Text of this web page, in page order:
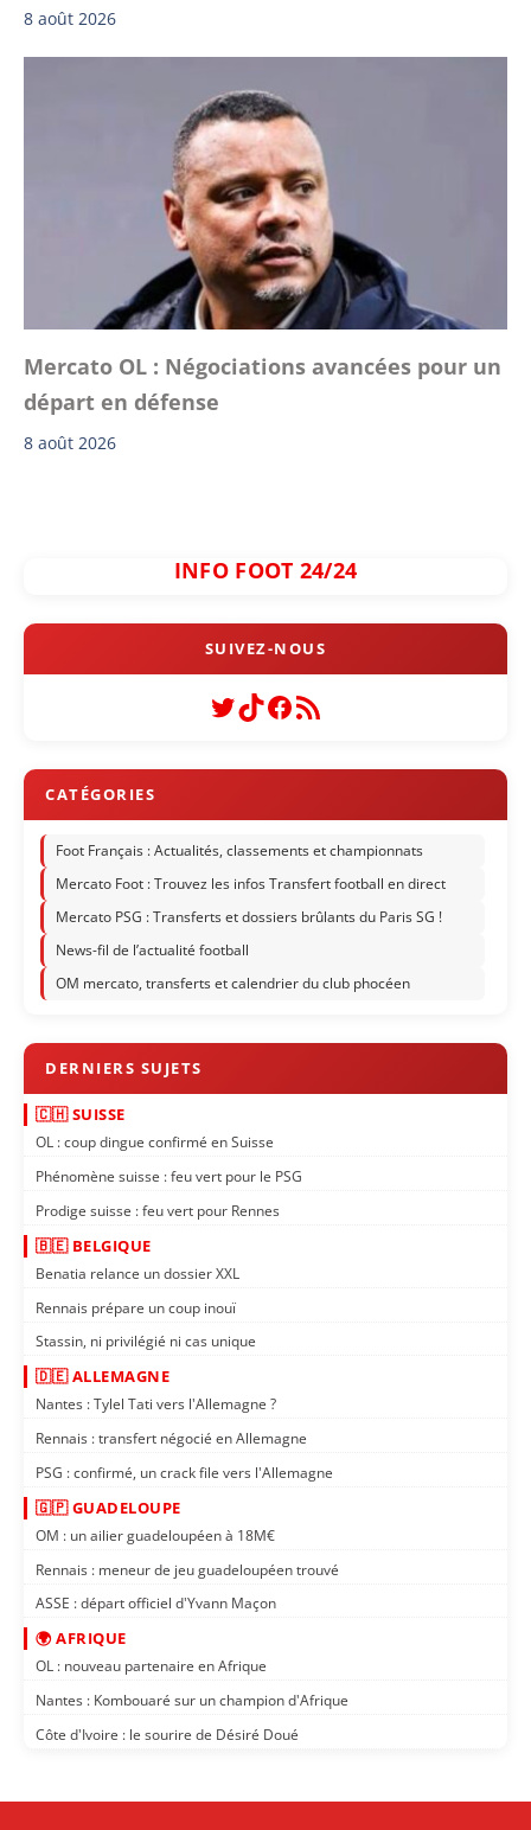
8 août 2026
Mercato OL : Négociations avancées pour un
départ en défense
8 août 2026
INFO FOOT 24/24
Twitter
TikTok
Facebook
Flux RSS
Foot Français : Actualités, classements et championnats
Mercato Foot : Trouvez les infos Transfert football en direct
Mercato PSG : Transferts et dossiers brûlants du Paris SG !
News-fil de l’actualité football
OM mercato, transferts et calendrier du club phocéen
🇨🇭 SUISSE
OL : coup dingue confirmé en Suisse
Phénomène suisse : feu vert pour le PSG
Prodige suisse : feu vert pour Rennes
🇧🇪 BELGIQUE
Benatia relance un dossier XXL
Rennais prépare un coup inouï
Stassin, ni privilégié ni cas unique
🇩🇪 ALLEMAGNE
Nantes : Tylel Tati vers l'Allemagne ?
Rennais : transfert négocié en Allemagne
PSG : confirmé, un crack file vers l'Allemagne
🇬🇵 GUADELOUPE
OM : un ailier guadeloupéen à 18M€
Rennais : meneur de jeu guadeloupéen trouvé
ASSE : départ officiel d'Yvann Maçon
🌍 AFRIQUE
OL : nouveau partenaire en Afrique
Nantes : Kombouaré sur un champion d'Afrique
Côte d'Ivoire : le sourire de Désiré Doué